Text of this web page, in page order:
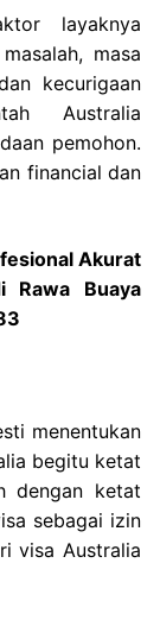
layaknya
masa
kecurigaan
Australia
pemohon.
financial dan
Akurat
Rawa Buaya
menentukan
begitu ketat
dengan ketat
sebagai izin
visa Australia